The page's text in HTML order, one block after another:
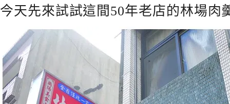
今天先來試試這間50年老店的林場肉